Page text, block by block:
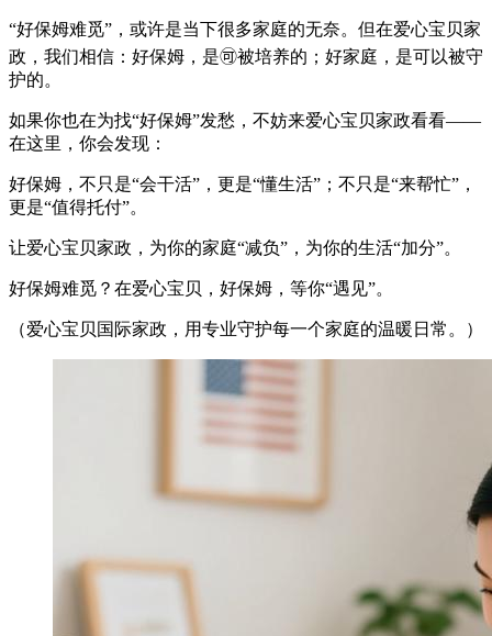
“好保姆难觅”，或许是当下很多家庭的无奈。但在爱心宝贝家
政，我们相信：好保姆，是🉑被培养的；好家庭，是可以被守
护的。
如果你也在为找“好保姆”发愁，不妨来爱心宝贝家政看看——
在这里，你会发现：
好保姆，不只是“会干活”，更是“懂生活”；不只是“来帮忙”，
更是“值得托付”。
让爱心宝贝家政，为你的家庭“减负”，为你的生活“加分”。
好保姆难觅？在爱心宝贝，好保姆，等你“遇见”。
（爱心宝贝国际家政，用专业守护每一个家庭的温暖日常。）